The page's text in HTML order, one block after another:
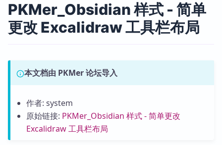
PKMer_Obsidian 样式 - 简单
更改 Excalidraw 工具栏布局
本文档由 PKMer 论坛导入
作者: system
原始链接: PKMer_Obsidian 样式 - 简单更改
Excalidraw 工具栏布局